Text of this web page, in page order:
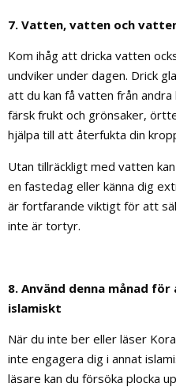
7. Vatten, vatten och
Kom ihåg att dricka vatten
undviker under dagen. Drick
att du kan få vatten från
färsk frukt och grönsaker,
hjälpa till att återfukta din
Utan tillräckligt med vatten
en fastedag eller känna dig
är fortfarande viktigt för att
inte är tortyr.
8. Använd denna månad
islamiskt
När du inte ber eller läser
inte engagera dig i annat
läsare kan du försöka plocka